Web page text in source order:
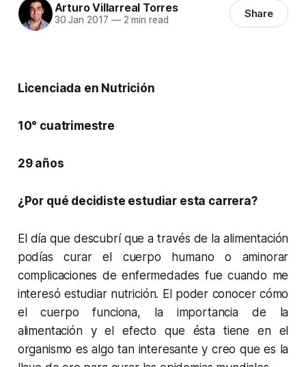
Arturo Villarreal Torres
30 Jan 2017 —2 min read Share
Licenciada en Nutrición
10° cuatrimestre
29 años
¿Por qué decidiste estudiar esta carrera?
El día que descubrí que a través de la alimentación
podías curar el cuerpo humano o aminorar
complicaciones de enfermedades fue cuando me
interesó estudiar nutrición. El poder conocer cómo
el cuerpo funciona, la importancia de la
alimentación y el efecto que ésta tiene en el
organismo es algo tan interesante y creo que es la